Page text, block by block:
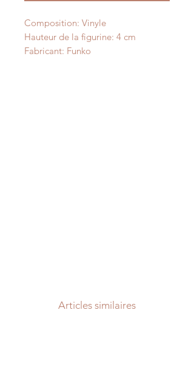
Composition: Vinyle
Hauteur de la figurine: 4 cm
Fabricant: Funko
Articles similaires